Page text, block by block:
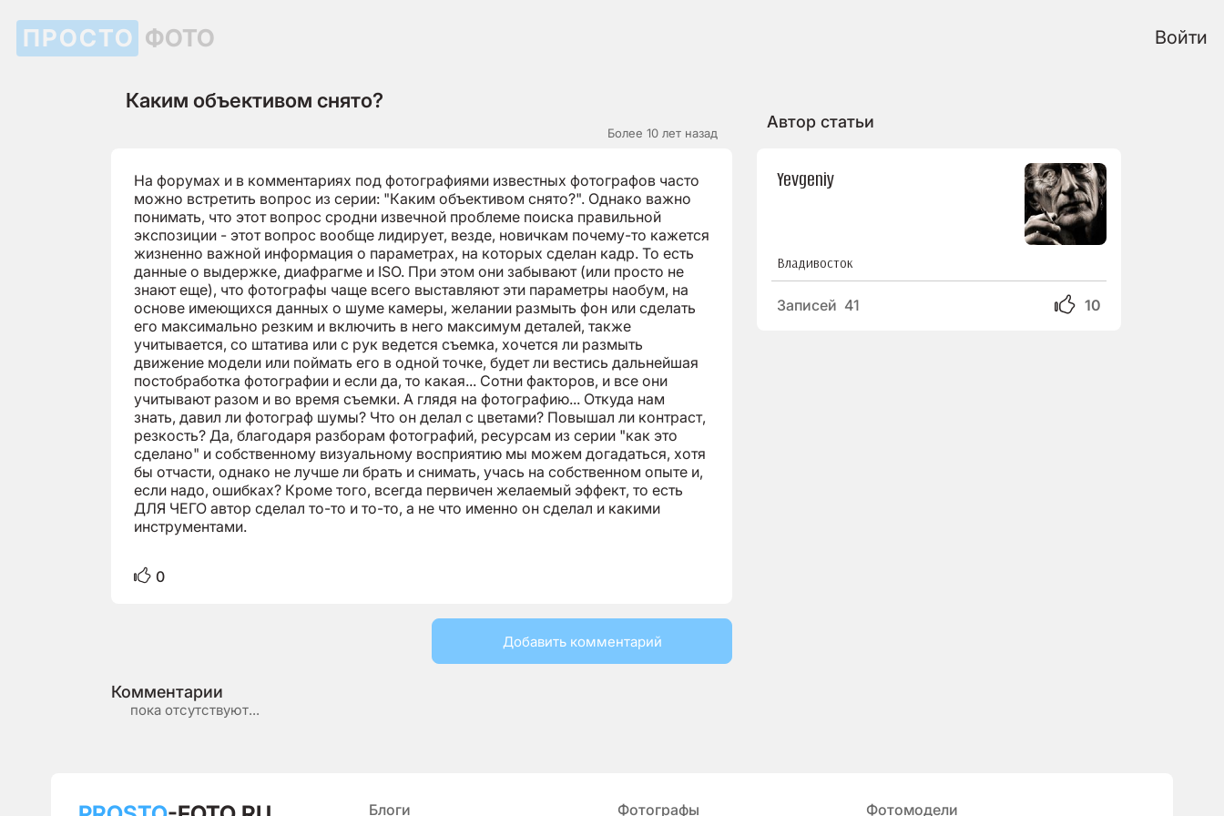
ПРОСТО ФОТО Войти
Каким объективом снято?
Более 10 лет назад
На форумах и в комментариях под фотографиями известных фотографов часто
можно встретить вопрос из серии: "Каким объективом снято?". Однако важно
понимать, что этот вопрос сродни извечной проблеме поиска правильной
экспозиции - этот вопрос вообще лидирует, везде, новичкам почему-то кажется
жизненно важной информация о параметрах, на которых сделан кадр. То есть
данные о выдержке, диафрагме и ISO. При этом они забывают (или просто не
знают еще), что фотографы чаще всего выставляют эти параметры наобум, на
основе имеющихся данных о шуме камеры, желании размыть фон или сделать
его максимально резким и включить в него максимум деталей, также
учитывается, со штатива или с рук ведется съемка, хочется ли размыть
движение модели или поймать его в одной точке, будет ли вестись дальнейшая
постобработка фотографии и если да, то какая... Сотни факторов, и все они
учитывают разом и во время съемки. А глядя на фотографию... Откуда нам
знать, давил ли фотограф шумы? Что он делал с цветами? Повышал ли контраст,
резкость? Да, благодаря разборам фотографий, ресурсам из серии "как это
сделано" и собственному визуальному восприятию мы можем догадаться, хотя
бы отчасти, однако не лучше ли брать и снимать, учась на собственном опыте и,
если надо, ошибках? Кроме того, всегда первичен желаемый эффект, то есть
ДЛЯ ЧЕГО автор сделал то-то и то-то, а не что именно он сделал и какими
инструментами.
0
Добавить комментарий
Комментарии
пока отсутствуют...
Автор статьи
Yevgeniy
Владивосток
10
Записей 41
Блоги Фотографы Фотомодели